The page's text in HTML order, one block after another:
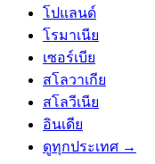
โปแลนด์
โรมาเนีย
เซอร์เบีย
สโลวาเกีย
สโลวีเนีย
อินเดีย
ดูทุกประเทศ →